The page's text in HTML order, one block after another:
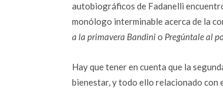
autobiográficos de Fadanelli
monólogo interminable acerca de la
a la primavera Bandinio Pregúntale al
Hay que tener en cuenta que la
bienestar, y todo ello relacionado con